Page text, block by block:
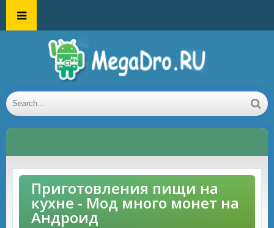
Приготовления пищи на
кухне - Мод много монет на
Андроид